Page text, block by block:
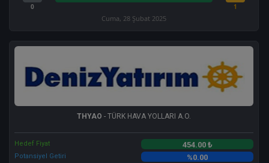
0 1
Cuma, 28 Şubat 2025
THYAO - TÜRK HAVA YOLLARI A.O.
Hedef Fiyat 454.00 ₺
Potansiyel Getiri %0.00